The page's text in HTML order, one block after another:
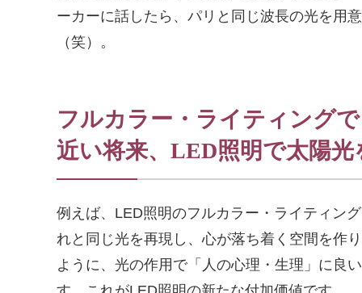
ーカーに話したら、パリと同じ波長の光を用
（笑）。
フルカラー・ライティング
近い将来、LED照明で太陽
例えば、LED照明のフルカラー・ライティン
れと同じ光を再現し、心が落ち着く空間を作
ように、光の作用で「人の心理・生理」に良